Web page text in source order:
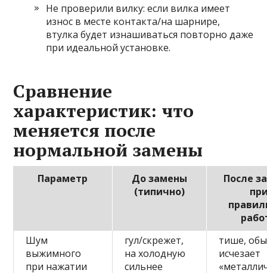
Не проверили вилку: если вилка имеет
износ в месте контакта/на шарнире,
втулка будет изнашиваться повторно даже
при идеальной установке.
Сравнение
характеристик: что
меняется после
нормальной замены
Параметр
До замены
(типично)
После
Шум
выжимного
при нажатии
гул/скрежет,
на холодную
сильнее
тише,
исчезает